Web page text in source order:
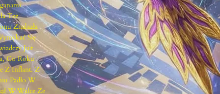
Ł
O
N
A
P
R
A
W
Też
Znalazła
Się
Już
Co Roku
Z Inflant. Z
Padło W
W Walce Ze